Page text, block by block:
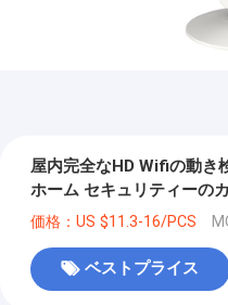
屋内完全なHD Wifiの動き
ホーム セキュリティーの
価格：US $11.3-16/PCS
ベストプライス